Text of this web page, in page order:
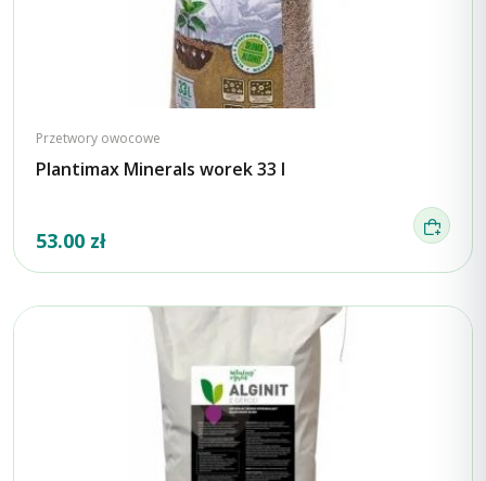
Przetwory owocowe
Plantimax Minerals worek 33 l
53.00 zł